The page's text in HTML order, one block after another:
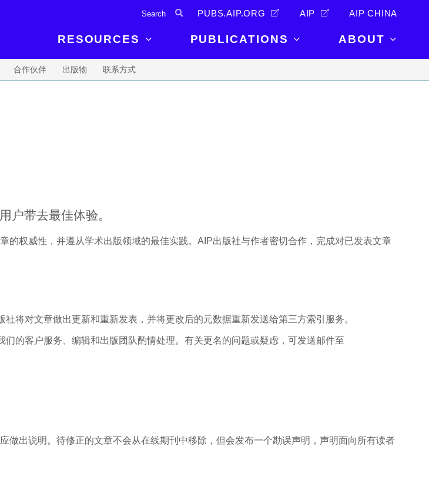
PUBS.AIP.ORG AIP AIP CHINA
RESOURCES
RESOURCES
PUBLICATIONS
PUBLICATIONS
ABOUT
合作伙伴 出版物 联系方式
户带去最佳体验。
权威性，并遵从学术出版领域的最佳实践。AIP出版社与作者密切合作，完成对已发表文章
将对文章做出更新和重新发表，并将更改后的元数据重新发送给第三方索引服务。
的客户服务、编辑和出版团队酌情处理。有关更名的问题或疑虑，可发送邮件至
出说明。待修正的文章不会从在线期刊中移除，但会发布一个勘误声明，声明面向所有读者